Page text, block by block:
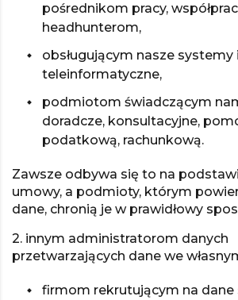
pośrednikom pracy,
headhunterom,
obsługującym nasze
teleinformatyczne,
podmiotom świadczącym
doradcze, konsultacyjne,
podatkową, rachunkową.
Zawsze odbywa się to na
umowy, a podmioty, którym
dane, chronią je w prawidłowy
2. innym administratorom danych
przetwarzających dane we
firmom rekrutującym na dane